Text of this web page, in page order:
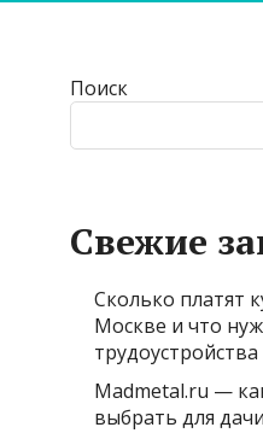
Поиск
Свежие
Сколько платят
Москве и что
трудоустройства
Madmetal.ru —
выбрать для